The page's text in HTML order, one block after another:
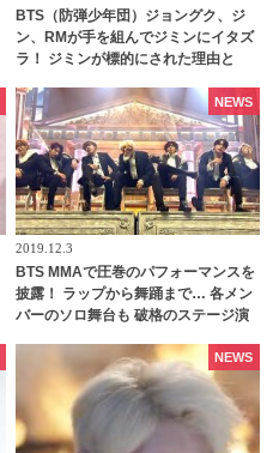
BTS（防弾少年団）ジョングク、ジ
ン、RMが手を組んでジミンにイタズ
ラ！ ジミンが標的にされた理由と
2019.12.3
BTS MMAで圧巻のパフォーマンスを
披露！ ラップから舞踊まで… 各メン
バーのソロ舞台も 破格のステージ演
NEWS
NEWS